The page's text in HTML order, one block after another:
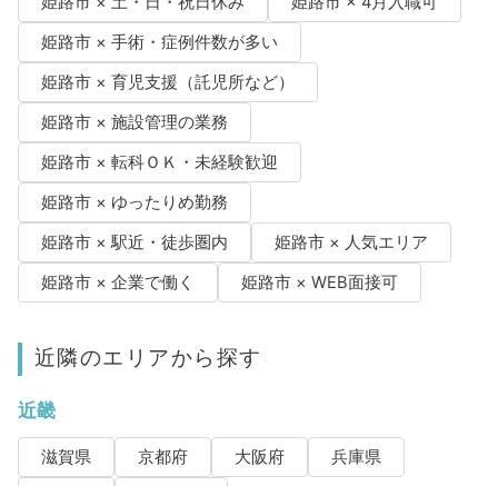
姫路市 × 手術・症例件数が多い
姫路市 × 育児支援（託児所など）
姫路市 × 施設管理の業務
姫路市 × 転科ＯＫ・未経験歓迎
姫路市 × ゆったりめ勤務
姫路市 × 駅近・徒歩圏内
姫路市 × 人気エリア
姫路市 × 企業で働く
姫路市 × WEB面接可
近隣のエリアから探す
近畿
滋賀県 京都府 大阪府
兵庫県